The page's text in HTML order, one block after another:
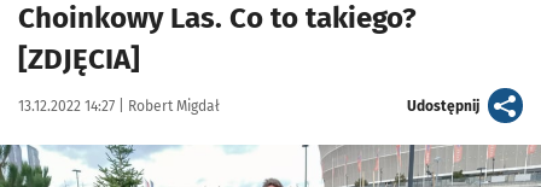
Choinkowy Las. Co to takiego?
[ZDJĘCIA]
Data publikacji:
13.12.2022 14:27 | Autor:
Robert Migdał Udostępnijartykuł
Kliknij, aby zobaczyć galerię